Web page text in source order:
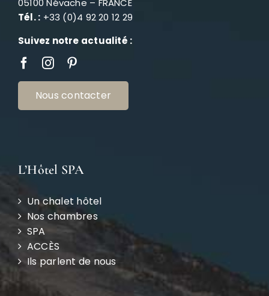
05100 Névache – FRANCE
Tél. : +33 (0)4 92 20 12 29
Suivez notre actualité :
Nous contacter
L’Hôtel SPA
Un chalet hôtel
Nos chambres
SPA
ACCÈS
Ils parlent de nous